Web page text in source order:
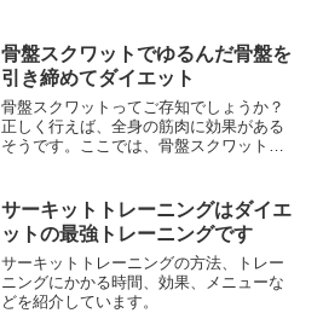
ょうか。
骨盤スクワットでゆるんだ骨盤を
引き締めてダイエット
骨盤スクワットってご存知でしょうか？
正しく行えば、全身の筋肉に効果がある
そうです。ここでは、骨盤スクワットの
サーキットトレーニングはダイエ
ットの最強トレーニングです
サーキットトレーニングの方法、トレー
ニングにかかる時間、効果、メニューな
どを紹介しています。